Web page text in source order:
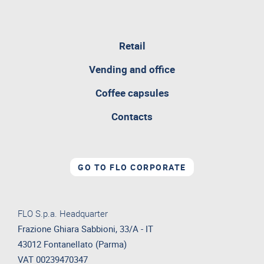
Retailpagina
aperta
Vending and office
Coffee capsules
Contacts
GO TO FLO CORPORATE
FLO S.p.a. Headquarter
Frazione Ghiara Sabbioni, 33/A - IT
43012 Fontanellato (Parma)
VAT 00239470347